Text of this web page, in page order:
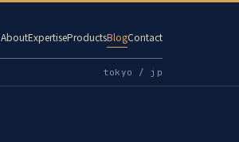
AboutExpertiseProductsBlogContact
tokyo / jp